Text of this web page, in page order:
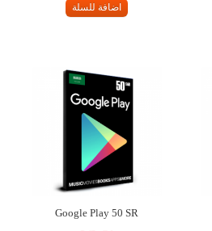
اضافة للسلة
Google Play 50 SR